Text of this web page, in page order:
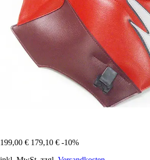
199,00 € 179,10 € -10%